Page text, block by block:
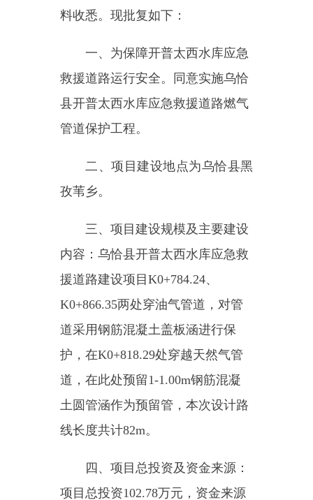
管道保护工程。
三、项目建设规模及主要建设
K0+866.35
两处穿油气管道，对管
道采用钢筋混凝土盖板涵进行保
道，在此处预留1-1.00m钢筋混凝
土圆管涵作为预留管，本次设计路
线长度共计82m。
四、项目总投资及资金来源：
项目总投资102.78万元，资金来源
为2025年交通运输领域专项资金预
算（第一批）及2025 年初预算资
金。
五、项目单位（法人）为乌恰
施和日常管理。